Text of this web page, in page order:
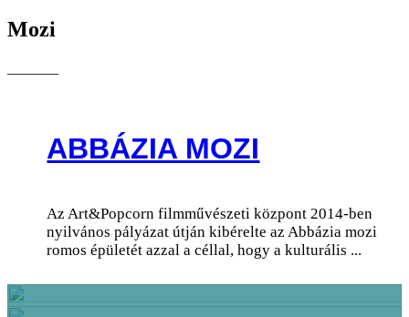
Mozi
ABBÁZIA MOZI
Az Art&Popcorn filmművészeti központ 2014-ben
nyilvános pályázat útján kibérelte az Abbázia mozi
romos épületét azzal a céllal, hogy a kulturális ...